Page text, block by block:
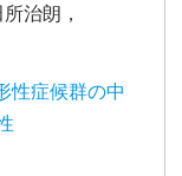
治朗，
性症候群の中